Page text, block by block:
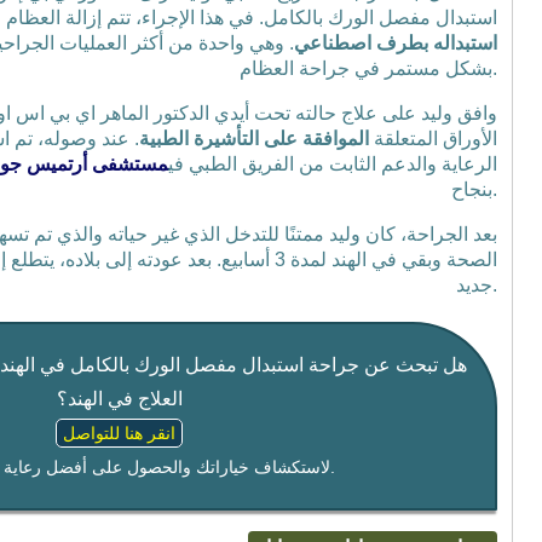
استبدال مفصل الورك بالكامل. في هذا الإجراء، تتم إزالة العظام
استبداله بطرف اصطناعي. وهي واحدة من أكثر العمليات
بشكل مستمر في جراحة العظام.
وافق وليد على علاج حالته تحت أيدي الدكتور الماهر اي بي اس
الأوراق المتعلقة الموافقة على التأشيرة الطبية. عند وصوله، تم
الرعاية والدعم الثابت من الفريق الطبي فيمستشفى أرتميس
بنجاح.
الصحة وبقي في الهند لمدة 3 أسابيع. بعد عودته
جديد.
هل تبحث عن جراحة استبدال مفصل الورك بالكامل في
العلاج في الهند؟
انقر هنا للتواصل
لاستكشاف خياراتك والحصول على أفضل رعاية طبية في الهند.